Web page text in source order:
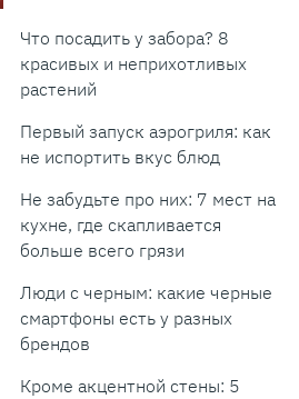
Что посадить у забора? 8
красивых и неприхотливых
растений
Первый запуск аэрогриля: как
не испортить вкус блюд
Не забудьте про них: 7 мест на
кухне, где скапливается
больше всего грязи
Люди с черным: какие черные
смартфоны есть у разных
брендов
Кроме акцентной стены: 5